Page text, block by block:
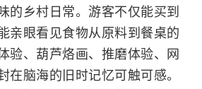
的乡村日常。游客不仅能买到
亲眼看见食物从原料到餐桌的
验、葫芦烙画、推磨体验、网
在脑海的旧时记忆可触可感。